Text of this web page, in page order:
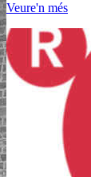
Veure'n més